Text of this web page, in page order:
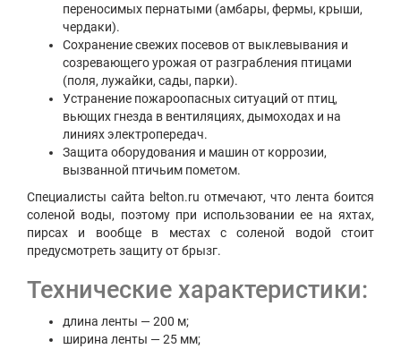
переносимых пернатыми (амбары, фермы, крыши,
чердаки).
Сохранение свежих посевов от выклевывания и
созревающего урожая от разграбления птицами
(поля, лужайки, сады, парки).
Устранение пожароопасных ситуаций от птиц,
вьющих гнезда в вентиляциях, дымоходах и на
линиях электропередач.
Защита оборудования и машин от коррозии,
вызванной птичьим пометом.
Специалисты сайта belton.ru отмечают, что лента боится
соленой воды, поэтому при использовании ее на яхтах,
пирсах и вообще в местах с соленой водой стоит
предусмотреть защиту от брызг.
Технические характеристики:
длина ленты — 200 м;
ширина ленты — 25 мм;